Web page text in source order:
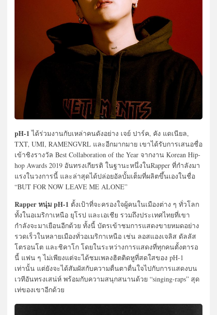
pH-1 ได้ร่วมงานกับเหล่าคนดังอย่าง เจย์ ปาร์ค, คัง แดเนียล,
TXT, UMI, RAMENGVRL และอีกมากมาย เขาได้รับการเสนอชื่อ
เข้าชิงรางวัล Best Collaboration of the Year จากงาน Korean Hip-
hop Awards 2019 อันทรงเกียรติ ในฐานะหนึ่งในRapper ที่กำลังมา
แรงในวงการนี้ และล่าสุดได้ปล่อยอัลบั้มเต็มที่ผลิตขึ้นเองในชื่อ
“BUT FOR NOW LEAVE ME ALONE”
Rapper หนุ่ม pH-1 ตั้งเป้าที่จะครองใจผู้คนในเมืองต่าง ๆ ทั่วโลก
ทั้งในอเมริกาเหนือ ยุโรป และเอเชีย รวมถึงประเทศไทยที่เขา
กำลังจะมาเยือนอีกด้วย ทั้งนี้ บัตรเข้าชมการแสดงขายหมดอย่าง
รวดเร็วในหลายเมืองทั่วอเมริกาเหนือ เช่น ลอสแองเจลิส ดัลลัส
โตรอนโต และชิคาโก โดยในระหว่างการแสดงที่ทุกคนตั้งตารอ
นี้ แฟน ๆ ไม่เพียงแต่จะได้ชมเพลงฮิตติดหูที่สดใสของ pH-1
เท่านั้น แต่ยังจะได้สัมผัสกับความตื่นตาตื่นใจไปกับการแสดงบน
เวทีอันทรงเสน่ห์ พร้อมกับความสนุกสนานด้วย “singing-raps” สุด
เท่ของเขาอีกด้วย